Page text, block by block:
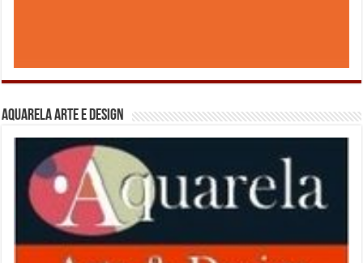
Aquarela Arte e Design